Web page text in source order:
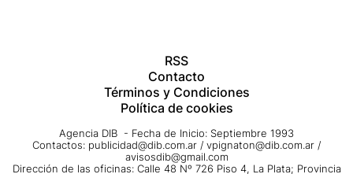
RSS
Contacto
Términos y Condiciones
Política de cookies
Agencia DIB - Fecha de Inicio: Septiembre 1993
Contactos: publicidad@dib.com.ar / vpignaton@dib.com.ar /
avisosdib@gmail.com
Dirección de las oficinas: Calle 48 Nº 726 Piso 4, La Plata; Provincia